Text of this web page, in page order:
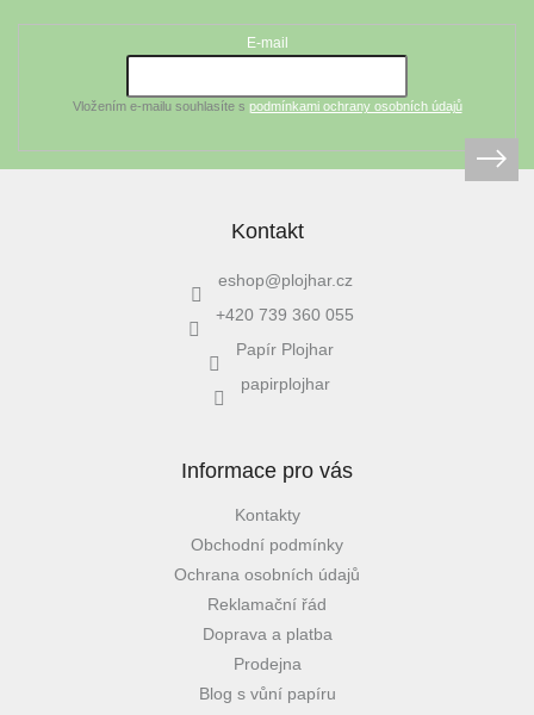
E-mail
Vložením e-mailu souhlasíte s podmínkami ochrany osobních údajů
Kontakt
eshop@plojhar.cz
+420 739 360 055
Papír Plojhar
papirplojhar
Informace pro vás
Kontakty
Obchodní podmínky
Ochrana osobních údajů
Reklamační řád
Doprava a platba
Prodejna
Blog s vůní papíru